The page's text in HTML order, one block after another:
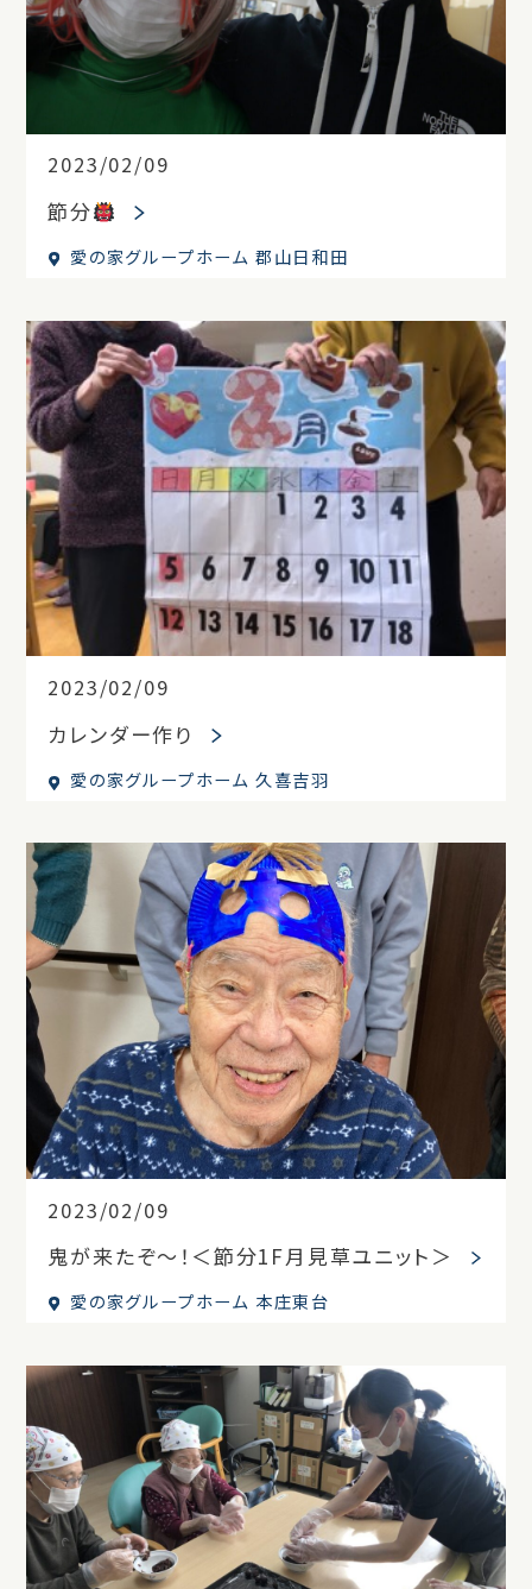
2023/02/09
節分
愛の家グループホーム 郡山日和田
2023/02/09
カレンダー作り
愛の家グループホーム 久喜吉羽
2023/02/09
鬼が来たぞ～！＜節分1F月見草ユニット＞
愛の家グループホーム 本庄東台